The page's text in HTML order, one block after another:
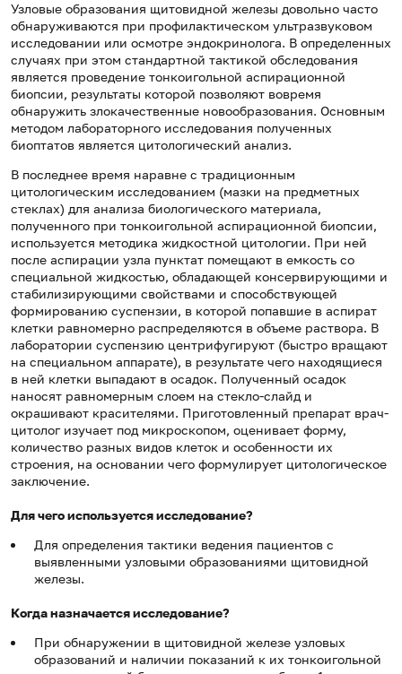
Узловые образования щитовидной железы довольно часто
обнаруживаются при профилактическом ультразвуковом
исследовании или осмотре эндокринолога. В определенных
случаях при этом стандартной тактикой обследования
является проведение тонкоигольной аспирационной
биопсии, результаты которой позволяют вовремя
обнаружить злокачественные новообразования. Основным
методом лабораторного исследования полученных
биоптатов является цитологический анализ.
В последнее время наравне с традиционным
цитологическим исследованием (мазки на предметных
стеклах) для анализа биологического материала,
полученного при тонкоигольной аспирационной биопсии,
используется методика жидкостной цитологии. При ней
после аспирации узла пунктат помещают в емкость со
специальной жидкостью, обладающей консервирующими и
стабилизирующими свойствами и способствующей
формированию суспензии, в которой попавшие в аспират
клетки равномерно распределяются в объеме раствора. В
лаборатории суспензию центрифугируют (быстро вращают
на специальном аппарате), в результате чего находящиеся
в ней клетки выпадают в осадок. Полученный осадок
наносят равномерным слоем на стекло-слайд и
окрашивают красителями. Приготовленный препарат врач-
цитолог изучает под микроскопом, оценивает форму,
количество разных видов клеток и особенности их
строения, на основании чего формулирует цитологическое
заключение.
Для чего используется исследование?
Для определения тактики ведения пациентов с
выявленными узловыми образованиями щитовидной
железы.
Когда назначается исследование?
При обнаружении в щитовидной железе узловых
образований и наличии показаний к их тонкоигольной